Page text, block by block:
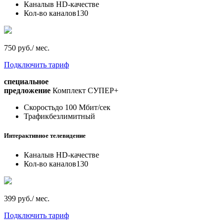
Каналыв HD-качестве
Кол-во каналов130
750 руб./ мес.
Подключить тариф
специальное
предложение Комплект СУПЕР+
Скоростьдо 100 Мбит/сек
Трафикбезлимитный
Интерактивное телевидение
Каналыв HD-качестве
Кол-во каналов130
399 руб./ мес.
Подключить тариф